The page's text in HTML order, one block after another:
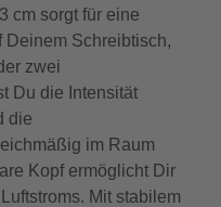
cm sorgt für eine
Deinem Schreibtisch,
zwei
Du die Intensität
die
im Raum
Kopf ermöglicht Dir
Mit stabilem